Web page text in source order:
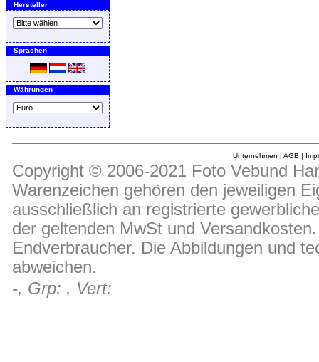
Hersteller
Sprachen
Währungen
Unternehmen | AGB |
Copyright © 2006-2021 Foto Vebund
Warenzeichen gehören den jeweiligen
ausschließlich an registrierte
der geltenden MwSt und
Endverbraucher. Die Abbildungen und
abweichen.
-, Grp: , Vert: